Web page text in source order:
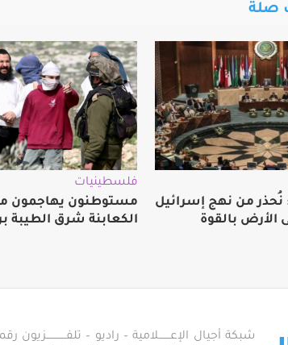
صلة
نُحذر من نهج إسرائيل
الأرض بالقوة
فلسطينيات
مستوطنون يهاجمون
الكعابنة شرق الطيبة
شبكة أجيال الإعـــــــلامية – راديو – تلفــــــــــــزيون